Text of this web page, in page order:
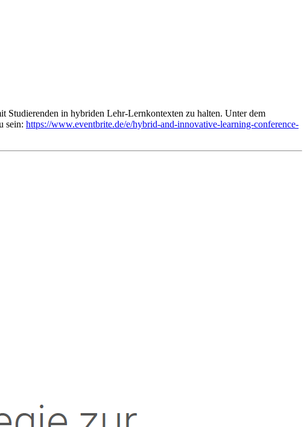
Studierenden in hybriden Lehr-Lernkontexten zu halten. Unter dem
sein: https://www.eventbrite.de/e/hybrid-and-innovative-learning-conference-